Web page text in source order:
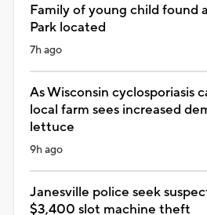
Family of young child found
Park located
7h ago
As Wisconsin cyclosporiasis
local farm sees increased
lettuce
9h ago
Janesville police seek
$3,400 slot machine theft